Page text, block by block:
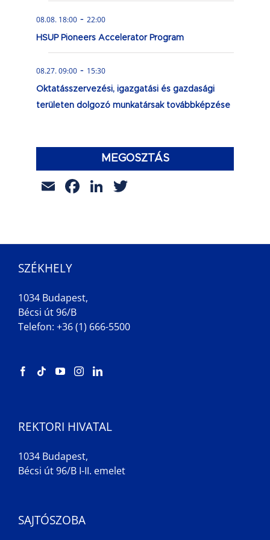
08.08. 18:00 - 22:00
HSUP Pioneers Accelerator Program
08.27. 09:00 - 15:30
Oktatásszervezési, igazgatási és gazdasági
területen dolgozó munkatársak továbbképzése
MEGOSZTÁS
EmailFacebook
LinkedIn
SZÉKHELY
1034 Budapest,
Bécsi út 96/B
Telefon: +36 (1) 666-5500
REKTORI HIVATAL
1034 Budapest,
Bécsi út 96/B I-II. emelet
SAJTÓSZOBA